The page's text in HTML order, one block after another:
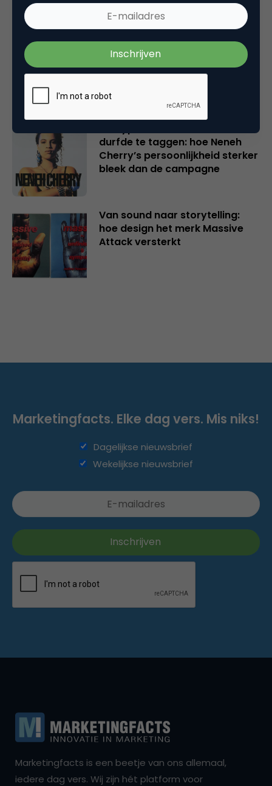
Van kunstnijverheid tot
industrieel design: de rol van
marketing in een creatieve
durfde te taggen: hoe Neneh
Cherry’s persoonlijkheid sterker
bleek dan de campagne
Van sound naar storytelling:
hoe design het merk Massive
Attack versterkt
Marketingfacts. Elke dag vers. Mis niks!
Dagelijkse nieuwsbrief
Wekelijkse nieuwsbrief
Marketingfacts is een beetje van ons allemaal,
iedere dag vers. Wij zijn hét platform voor